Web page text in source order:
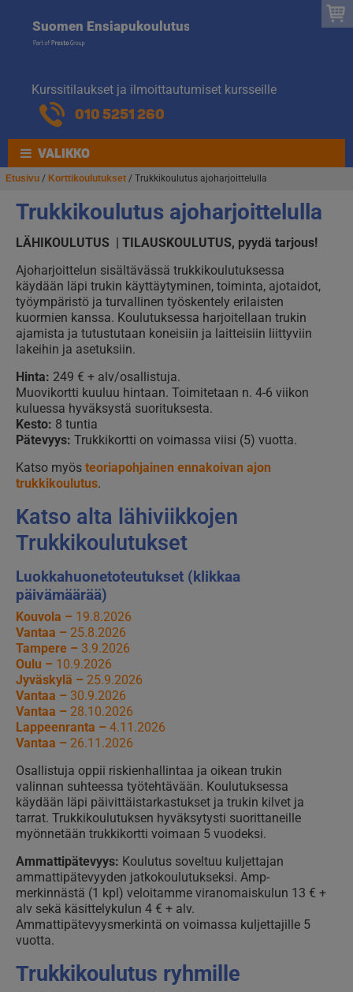
navigointiin
sisältöön
Suomen EnsiapukoulutusSuomen
Kurssitilaukset ja ilmoittautumiset kursseille
010 5251 260
VALIKKO
Etusivu / Korttikoulutukset / Trukkikoulutus ajoharjoittelulla
Trukkikoulutus ajoharjoittelulla
LÄHIKOULUTUS | TILAUSKOULUTUS, pyydä tarjous!
Ajoharjoittelun sisältävässä trukkikoulutuksessa
käydään läpi trukin käyttäytyminen, toiminta, ajotaidot,
työympäristö ja turvallinen työskentely erilaisten
kuormien kanssa. Koulutuksessa harjoitellaan trukin
ajamista ja tutustutaan koneisiin ja laitteisiin liittyviin
lakeihin ja asetuksiin.
Hinta: 249 € + alv/osallistuja.
Muovikortti kuuluu hintaan. Toimitetaan n. 4-6 viikon
kuluessa hyväksystä suorituksesta.
Kesto: 8 tuntia
Pätevyys: Trukkikortti on voimassa viisi (5) vuotta.
Katso myös teoriapohjainen ennakoivan ajon
trukkikoulutus.
Katso alta lähiviikkojen
Trukkikoulutukset
Luokkahuonetoteutukset (klikkaa
päivämäärää)
Kouvola – 19.8.2026
Vantaa – 25.8.2026
Tampere – 3.9.2026
Oulu – 10.9.2026
Jyväskylä – 25.9.2026
Vantaa – 30.9.2026
Vantaa – 28.10.2026
Lappeenranta – 4.11.2026
Vantaa – 26.11.2026
Osallistuja oppii riskienhallintaa ja oikean trukin
valinnan suhteessa työtehtävään. Koulutuksessa
käydään läpi päivittäistarkastukset ja trukin kilvet ja
tarrat. Trukkikoulutuksen hyväksytysti suorittaneille
myönnetään trukkikortti voimaan 5 vuodeksi.
Ammattipätevyys: Koulutus soveltuu kuljettajan
ammattipätevyyden jatkokoulutukseksi. Amp-
merkinnästä (1 kpl) veloitamme viranomaiskulun 13 € +
alv sekä käsittelykulun 4 € + alv.
Ammattipätevyysmerkintä on voimassa kuljettajille 5
vuotta.
Trukkikoulutus ryhmille